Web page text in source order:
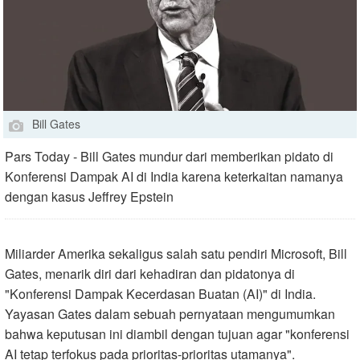
Bill Gates
Pars Today - Bill Gates mundur dari memberikan pidato di
Konferensi Dampak AI di India karena keterkaitan namanya
dengan kasus Jeffrey Epstein
Miliarder Amerika sekaligus salah satu pendiri Microsoft, Bill
Gates, menarik diri dari kehadiran dan pidatonya di
"Konferensi Dampak Kecerdasan Buatan (AI)" di India.
Yayasan Gates dalam sebuah pernyataan mengumumkan
bahwa keputusan ini diambil dengan tujuan agar "konferensi
AI tetap terfokus pada prioritas-prioritas utamanya."